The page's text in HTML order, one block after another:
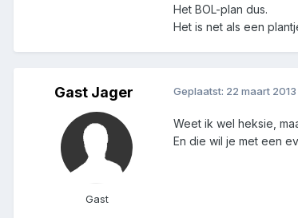
Het BOL-plan dus.
Het is net als een
Gast Jager
Gast
Geplaatst: 22 maart 2013
Weet ik wel heksie,
En die wil je met een